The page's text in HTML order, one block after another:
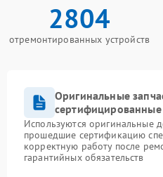
2804
отремонтированных устройств
Оригинальные
сертифицированные
Используются оригинальные
прошедшие сертификацию
корректную работу после
гарантийных обязательств